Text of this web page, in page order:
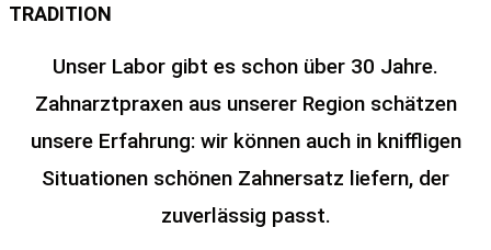
TRADITION
Unser Labor gibt es schon über 30 Jahre.
Zahnarztpraxen aus unserer Region schätzen
unsere Erfahrung: wir können auch in kniffligen
Situationen schönen Zahnersatz liefern, der
zuverlässig passt.